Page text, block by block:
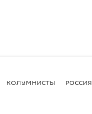
КОЛУМНИСТЫ РОССИЯ